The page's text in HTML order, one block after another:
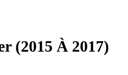
(2015 À 2017)